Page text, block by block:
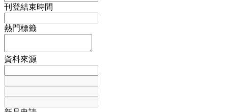
刊登結束時間
熱門標籤
資料來源